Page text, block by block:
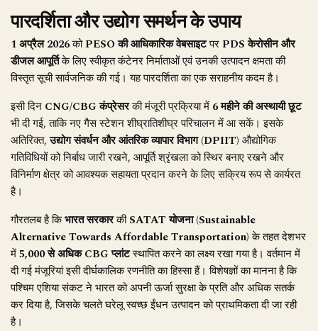
पारदर्शिता और उद्योग समर्थन के उपाय
1 अप्रैल 2026कोPESO की आधिकारिक वेबसाइटपर PDS केरोसीन और
डीजल आपूर्तिके लिए स्वीकृत कंटेनर निर्माताओं एवं उनकी उत्पादन क्षमता की
विस्तृत सूची सार्वजनिक की गई। यह पारदर्शिता का एक सराहनीय कदम है।
इसी दिन CNG/CBG कंप्रेसरकी मंजूरी प्रक्रिया में 6 महीने की अस्थायी छूट
भी दी गई, ताकि नए गैस स्टेशन शीघ्रातिशीघ्र परिचालन में आ सकें। इसके
अतिरिक्त,उद्योग संवर्धन और आंतरिक व्यापार विभाग (DPIIT) औद्योगिक
गतिविधियों को निर्बाध जारी रखने, आपूर्ति श्रृंखला को स्थिर बनाए रखने और
विनिर्माण क्षेत्र को आवश्यक सहायता प्रदान करने के लिए सक्रिय रूप से कार्यरत
है।
गौरतलब है किभारत सरकारकीSATAT योजना (Sustainable
Alternative Towards Affordable Transportation)के तहत देशभर
में5,000 से अधिक CBG प्लांटस्थापित करने का लक्ष्य रखा गया है। वर्तमान में
दी गई मंजूरियां इसी दीर्घकालिक रणनीति का हिस्सा हैं। विशेषज्ञों का मानना है कि
पश्चिम एशिया संकट ने भारत को अपनी ऊर्जा सुरक्षा के प्रति और अधिक सतर्क
कर दिया है, जिसके चलते घरेलू स्वच्छ ईंधन उत्पादन को प्राथमिकता दी जा रही
है।